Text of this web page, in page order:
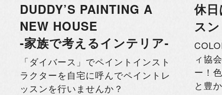
DUDDY’S PAINTING A
NEW HOUSE
-家族で考えるインテリア-
「ダイバース」でペイントインスト
ラクターを自宅に呼んでペイントレ
ッスンを行いませんか？
休
スン
ィ協
ー！
と豊